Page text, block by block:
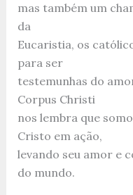
mas também um
da
Eucaristia, os
para ser
testemunhas do
Corpus Christi
nos lembra que
Cristo em ação,
levando seu amor e
do mundo.